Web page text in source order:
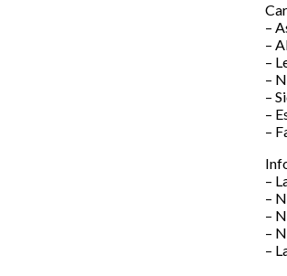
–
–
–
–
–
–
–
–
–
–
–
–